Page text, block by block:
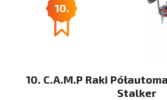
10.
10. C.A.M.P Raki
Stalker